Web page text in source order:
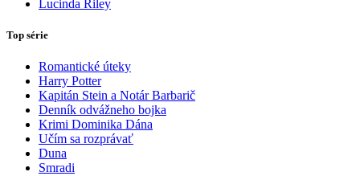
Lucinda Riley
Top série
Romantické úteky
Harry Potter
Kapitán Stein a Notár Barbarič
Denník odvážneho bojka
Krimi Dominika Dána
Učím sa rozprávať
Duna
Smradi